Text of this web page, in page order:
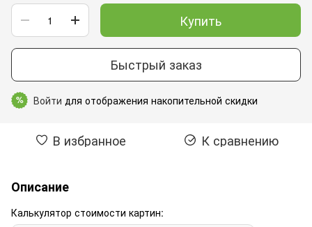
Купить
Быстрый заказ
% Войти для отображения накопительной скидки
В избранное К сравнению
Описание
Калькулятор стоимости картин: